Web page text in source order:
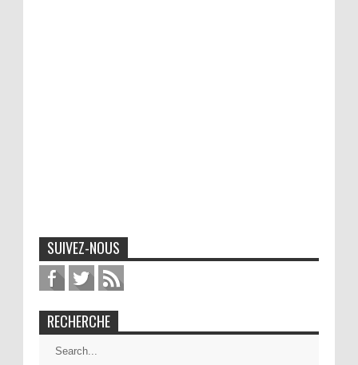
SUIVEZ-NOUS
RECHERCHE